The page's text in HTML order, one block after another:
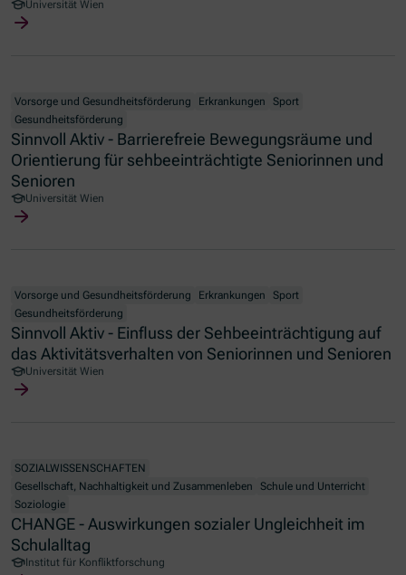
Universität Wien
Vorsorge und Gesundheitsförderung Erkrankungen
Sport
Gesundheitsförderung
Sinnvoll Aktiv - Barrierefreie Bewegungsräume und
Orientierung für sehbeeinträchtigte Seniorinnen und
Senioren
Universität Wien
Vorsorge und Gesundheitsförderung Erkrankungen
Sport
Gesundheitsförderung
Sinnvoll Aktiv - Einfluss der Sehbeeinträchtigung auf
das Aktivitätsverhalten von Seniorinnen und Senioren
Universität Wien
SOZIALWISSENSCHAFTEN
Gesellschaft, Nachhaltigkeit und Zusammenleben
Schule und Unterricht
Soziologie
CHANGE - Auswirkungen sozialer Ungleichheit im
Schulalltag
Institut für Konfliktforschung